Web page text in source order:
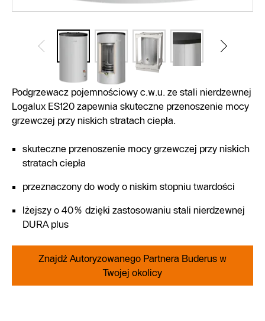
Podgrzewacz pojemnościowy c.w.u. ze stali nierdzewnej
Logalux ES120 zapewnia skuteczne przenoszenie mocy
grzewczej przy niskich stratach ciepła.
skuteczne przenoszenie mocy grzewczej przy niskich
stratach ciepła
przeznaczony do wody o niskim stopniu twardości
lżejszy o 40% dzięki zastosowaniu stali nierdzewnej
DURA plus
Znajdź Autoryzowanego Partnera Buderus w
Twojej okolicy